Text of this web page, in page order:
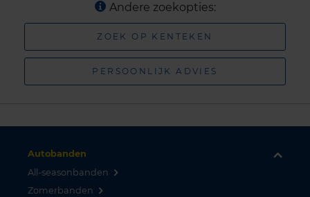
Andere zoekopties:
ZOEK OP KENTEKEN
PERSOONLIJK ADVIES
Autobanden
All-seasonbanden
Zomerbanden